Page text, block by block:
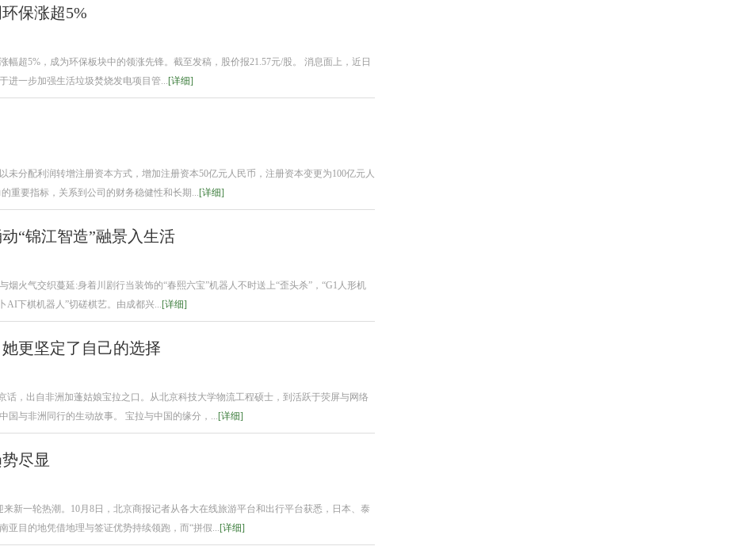
保涨超5%
幅超5%，成为环保板块中的领涨先锋。截至发稿，股价报21.57元/股。 消息面上，近日
进一步加强生活垃圾焚烧发电项目管...[详细]
未分配利润转增注册资本方式，增加注册资本50亿元人民币，注册资本变更为100亿元人
重要指标，关系到公司的财务稳健性和长期...[详细]
“锦江智造”融景入生活
烟火气交织蔓延:身着川剧行当装饰的“春熙六宝”机器人不时送上“歪头杀”，“G1人形机
AI下棋机器人”切磋棋艺。由成都兴...[详细]
更坚定了自己的选择
话，出自非洲加蓬姑娘宝拉之口。从北京科技大学物流工程硕士，到活跃于荧屏与网络
国与非洲同行的生动故事。 宝拉与中国的缘分，...[详细]
尽显
新一轮热潮。10月8日，北京商报记者从各大在线旅游平台和出行平台获悉，日本、泰
亚目的地凭借地理与签证优势持续领跑，而“拼假...[详细]